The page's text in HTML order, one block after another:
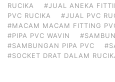
RUCIKA
#JUAL ANEKA
PVC RUCIKA
#JUAL PVC
#MACAM MACAM FITTING
#PIPA PVC WAVIN
#SAMBUNGAN PIPA PVC
#SOCKET DRAT DALAM